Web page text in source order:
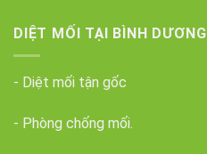
DIỆT MỐI TẠI BÌNH DƯƠNG
- Diệt mối tận gốc
- Phòng chống mối.